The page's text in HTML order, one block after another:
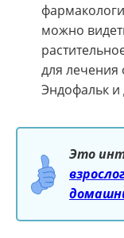
можно
для лечения
Эндофальк и
Это